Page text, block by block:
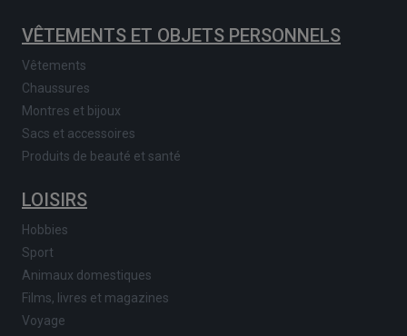
VÊTEMENTS ET OBJETS PERSONNELS
Vêtements
Chaussures
Montres et bijoux
Sacs et accessoires
Produits de beauté et santé
LOISIRS
Hobbies
Sport
Animaux domestiques
Films, livres et magazines
Voyage